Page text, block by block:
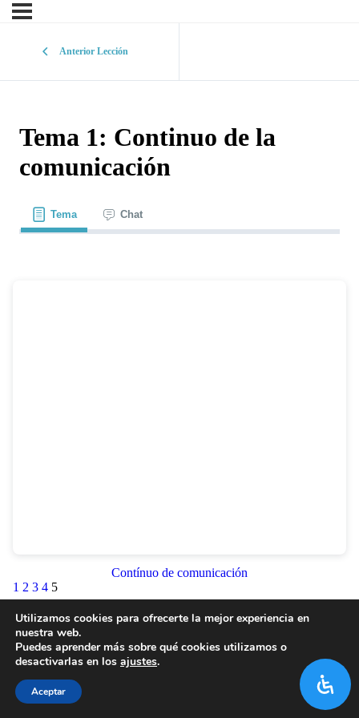
Anterior Lección
Tema 1: Continuo de la
comunicación
Tema Chat
Contínuo de comunicación
1 2 3 4 5
Utilizamos cookies para ofrecerte la mejor experiencia en
nuestra web.
Puedes aprender más sobre qué cookies utilizamos o
desactivarlas en los ajustes.
Aceptar